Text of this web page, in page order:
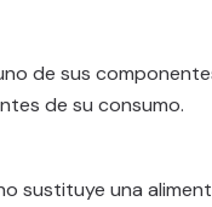
de sus
de su consumo.
sustituye una